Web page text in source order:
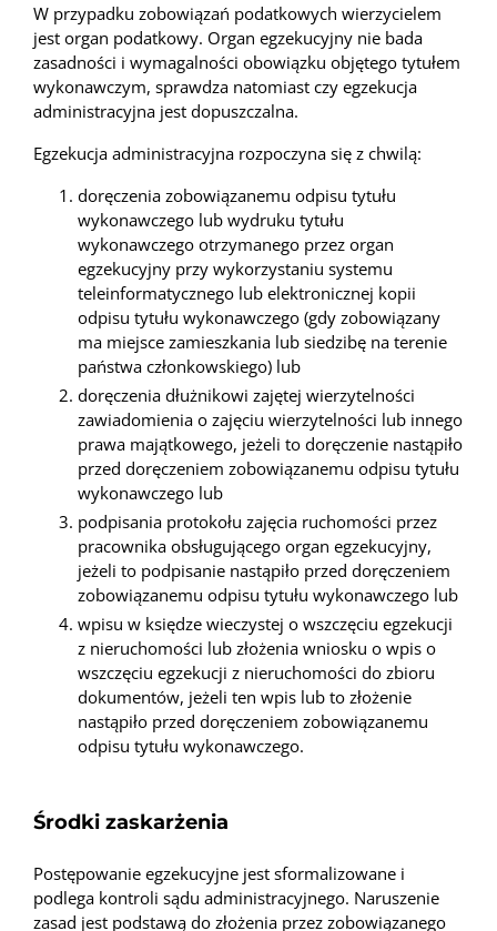
W przypadku zobowiązań podatkowych wierzycielem
jest organ podatkowy. Organ egzekucyjny nie bada
zasadności i wymagalności obowiązku objętego tytułem
wykonawczym, sprawdza natomiast czy egzekucja
administracyjna jest dopuszczalna.
Egzekucja administracyjna rozpoczyna się z chwilą:
doręczenia zobowiązanemu odpisu tytułu
wykonawczego lub wydruku tytułu
wykonawczego otrzymanego przez organ
egzekucyjny przy wykorzystaniu systemu
teleinformatycznego lub elektronicznej kopii
odpisu tytułu wykonawczego (gdy zobowiązany
ma miejsce zamieszkania lub siedzibę na terenie
państwa członkowskiego) lub
doręczenia dłużnikowi zajętej wierzytelności
zawiadomienia o zajęciu wierzytelności lub innego
prawa majątkowego, jeżeli to doręczenie nastąpiło
przed doręczeniem zobowiązanemu odpisu tytułu
wykonawczego lub
podpisania protokołu zajęcia ruchomości przez
pracownika obsługującego organ egzekucyjny,
jeżeli to podpisanie nastąpiło przed doręczeniem
zobowiązanemu odpisu tytułu wykonawczego lub
wpisu w księdze wieczystej o wszczęciu egzekucji
z nieruchomości lub złożenia wniosku o wpis o
wszczęciu egzekucji z nieruchomości do zbioru
dokumentów, jeżeli ten wpis lub to złożenie
nastąpiło przed doręczeniem zobowiązanemu
odpisu tytułu wykonawczego.
Środki zaskarżenia
Postępowanie egzekucyjne jest sformalizowane i
podlega kontroli sądu administracyjnego. Naruszenie
zasad jest podstawą do złożenia przez zobowiązanego